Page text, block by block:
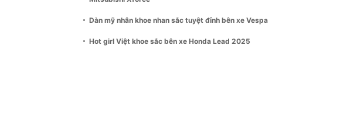
Dàn mỹ nhân khoe nhan sắc tuyệt đỉnh bên xe Vespa
Hot girl Việt khoe sắc bên xe Honda Lead 2025